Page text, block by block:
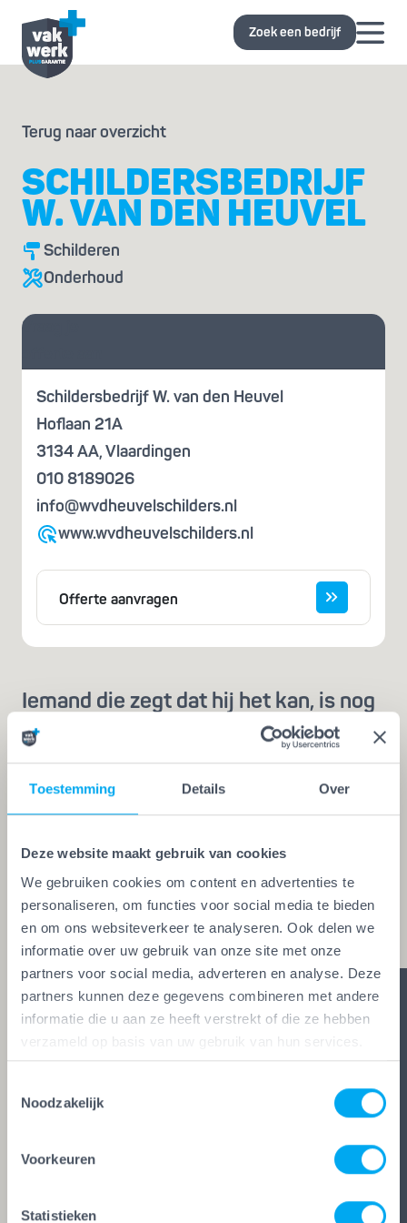
Toestemming Details Over
Deze website maakt gebruik van cookies
We gebruiken cookies om content en advertenties te
personaliseren, om functies voor social media te bieden
en om ons websiteverkeer te analyseren. Ook delen we
informatie over uw gebruik van onze site met onze
partners voor social media, adverteren en analyse. Deze
partners kunnen deze gegevens combineren met andere
informatie die u aan ze heeft verstrekt of die ze hebben
verzameld op basis van uw gebruik van hun services.
Noodzakelijk
Voorkeuren
Statistieken
Zoek een bedrijf
Terug naar overzicht
SCHILDERSBEDRIJF
W. VAN DEN HEUVEL
Schilderen
Onderhoud
Vraag je
Schildersbedrijf W. van den Heuvel
Hoflaan 21A
3134 AA,Vlaardingen
010 8189026
info@wvdheuvelschilders.nl
www.wvdheuvelschilders.nl
Offerte aanvragen
Iemand die zegt dat hij het kan, is nog
geen vakman
Een echte vakman of -vrouw herken je aan de
Vakwerk Plusgarantie. Dit is hét
kwaliteitskeurmerk voor schilders, behangers,
aan de strengste kwaliteitseisen voldoet, mag het
keurmerk voeren. Zo ben je zeker van vakwerk,
duidelijke afspraken en zes glasheldere garanties.